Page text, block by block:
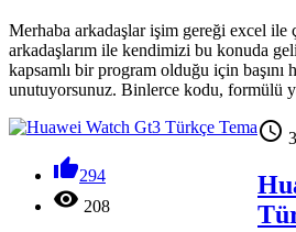
Merhaba arkadaşlar işim gereği excel
arkadaşlarım ile kendimizi bu konuda
kapsamlı bir program olduğu için başını
unutuyorsunuz. Binlerce kodu, formülü
294
 208
